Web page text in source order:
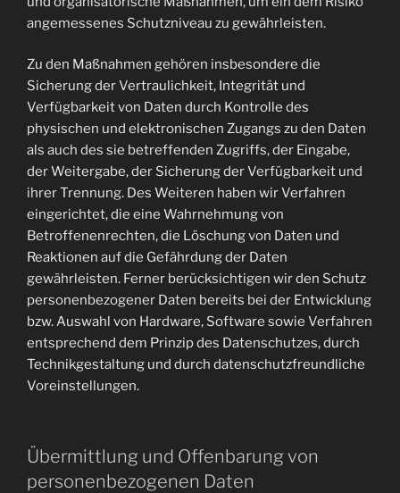
angemessenes Schutzniveau zu gewährleisten.
Zu den Maßnahmen gehören insbesondere die
Sicherung der Vertraulichkeit, Integrität und
Verfügbarkeit von Daten durch Kontrolle des
physischen und elektronischen Zugangs zu den Daten
als auch des sie betreffenden Zugriffs, der Eingabe,
der Weitergabe, der Sicherung der Verfügbarkeit und
ihrer Trennung. Des Weiteren haben wir Verfahren
eingerichtet, die eine Wahrnehmung von
Betroffenenrechten, die Löschung von Daten und
Reaktionen auf die Gefährdung der Daten
gewährleisten. Ferner berücksichtigen wir den Schutz
personenbezogener Daten bereits bei der Entwicklung
bzw. Auswahl von Hardware, Software sowie Verfahren
entsprechend dem Prinzip des Datenschutzes, durch
Technikgestaltung und durch datenschutzfreundliche
Voreinstellungen.
Übermittlung und Offenbarung von
personenbezogenen Daten